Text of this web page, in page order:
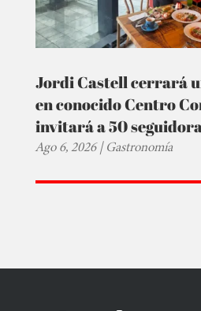
Jordi Castell cerrará
en conocido Centro
invitará a 50
Ago 6, 2026|Gastronomía